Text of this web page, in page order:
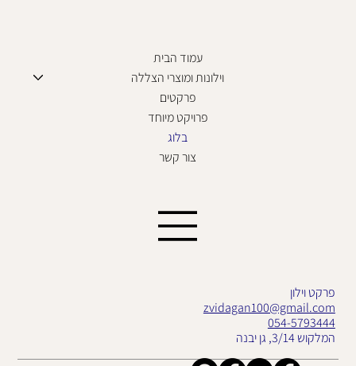
עמוד הבית
וילונות ומוצרי הצללה
פרקטים
פרויקט מיוחד
בלוג
צור קשר
פרקט וילון
zvidagan100@gmail.com
054-5793444
המלקוש 3/14, גן יבנה